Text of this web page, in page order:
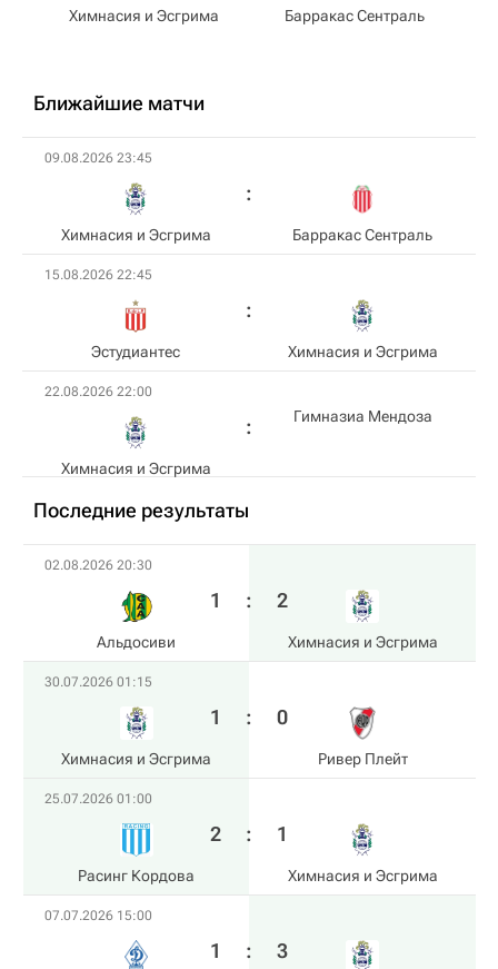
Химнасия и Эсгрима Барракас Сентраль
Ближайшие матчи
09.08.2026 23:45
Химнасия и Эсгрима Барракас Сентраль
15.08.2026 22:45
Эстудиантес Химнасия и Эсгрима
22.08.2026 22:00
Химнасия и Эсгрима
Гимназиа Мендоза
Последние результаты
02.08.2026 20:30
Альдосиви
1 : 2
Химнасия и Эсгрима
30.07.2026 01:15
Химнасия и Эсгрима
1 : 0
Ривер Плейт
25.07.2026 01:00
Расинг Кордова
2 : 1
Химнасия и Эсгрима
07.07.2026 15:00
1 : 3